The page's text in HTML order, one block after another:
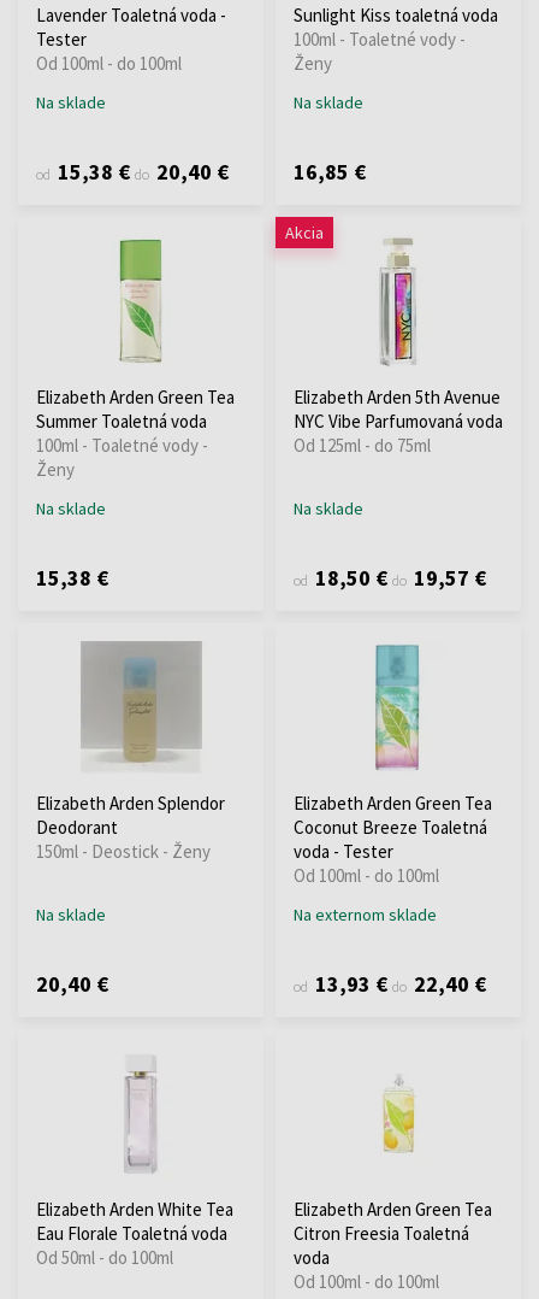
Lavender Toaletná voda -
Tester
Od 100ml - do 100ml
Na sklade
od 15,38 € do 20,40 €
Sunlight Kiss toaletná voda
100ml - Toaletné vody -
Ženy
Na sklade
16,85 €
Elizabeth Arden Green Tea
Summer Toaletná voda
100ml - Toaletné vody -
Ženy
Na sklade
15,38 €
Akcia
Elizabeth Arden 5th Avenue
NYC Vibe Parfumovaná voda
Od 125ml - do 75ml
Na sklade
od 18,50 € do 19,57 €
Elizabeth Arden Splendor
Deodorant
150ml - Deostick - Ženy
Na sklade
20,40 €
Elizabeth Arden Green Tea
Coconut Breeze Toaletná
voda - Tester
Od 100ml - do 100ml
Na externom sklade
od 13,93 € do 22,40 €
Elizabeth Arden White Tea
Eau Florale Toaletná voda
Od 50ml - do 100ml
Elizabeth Arden Green Tea
Citron Freesia Toaletná
voda
Od 100ml - do 100ml